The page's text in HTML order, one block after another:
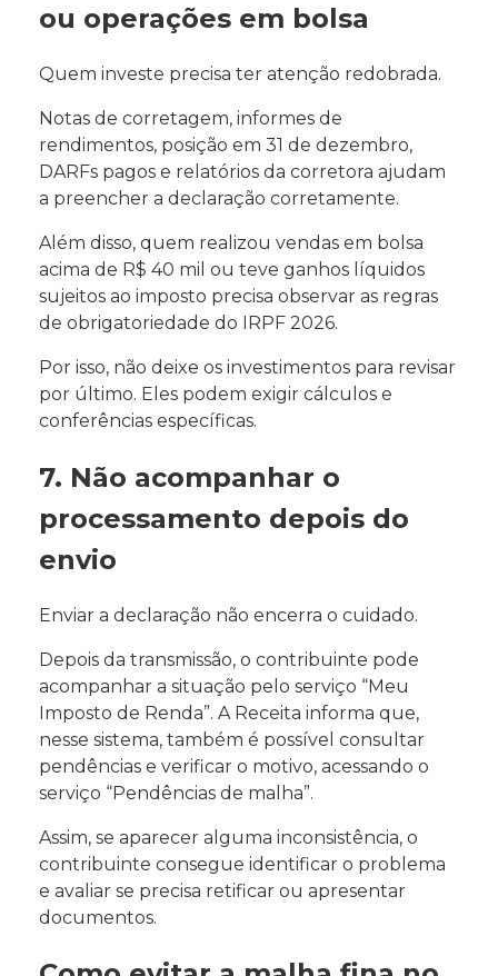
ou operações em bolsa
Quem investe precisa ter atenção redobrada.
Notas de corretagem, informes de
rendimentos, posição em 31 de dezembro,
DARFs pagos e relatórios da corretora ajudam
a preencher a declaração corretamente.
Além disso, quem realizou vendas em bolsa
acima de R$ 40 mil ou teve ganhos líquidos
sujeitos ao imposto precisa observar as regras
de obrigatoriedade do IRPF 2026.
Por isso, não deixe os investimentos para revisar
por último. Eles podem exigir cálculos e
conferências específicas.
7. Não acompanhar o
processamento depois do
envio
Enviar a declaração não encerra o cuidado.
Depois da transmissão, o contribuinte pode
acompanhar a situação pelo serviço “Meu
Imposto de Renda”. A Receita informa que,
nesse sistema, também é possível consultar
pendências e verificar o motivo, acessando o
serviço “Pendências de malha”.
Assim, se aparecer alguma inconsistência, o
contribuinte consegue identificar o problema
e avaliar se precisa retificar ou apresentar
documentos.